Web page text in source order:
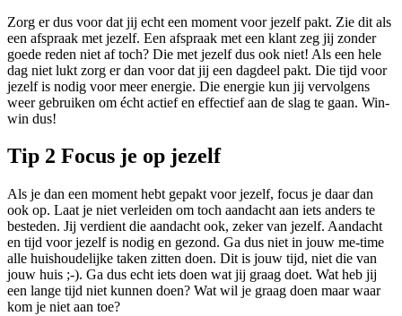
Zorg er dus voor dat jij echt een moment voor jezelf pakt. Zie dit als
een afspraak met jezelf. Een afspraak met een klant zeg jij zonder
goede reden niet af toch? Die met jezelf dus ook niet! Als een hele
dag niet lukt zorg er dan voor dat jij een dagdeel pakt. Die tijd voor
jezelf is nodig voor meer energie. Die energie kun jij vervolgens
weer gebruiken om écht actief en effectief aan de slag te gaan. Win-
win dus!
Tip 2 Focus je op jezelf
Als je dan een moment hebt gepakt voor jezelf, focus je daar dan
ook op. Laat je niet verleiden om toch aandacht aan iets anders te
besteden. Jij verdient die aandacht ook, zeker van jezelf. Aandacht
en tijd voor jezelf is nodig en gezond. Ga dus niet in jouw me-time
alle huishoudelijke taken zitten doen. Dit is jouw tijd, niet die van
jouw huis ;-). Ga dus echt iets doen wat jij graag doet. Wat heb jij
een lange tijd niet kunnen doen? Wat wil je graag doen maar waar
kom je niet aan toe?